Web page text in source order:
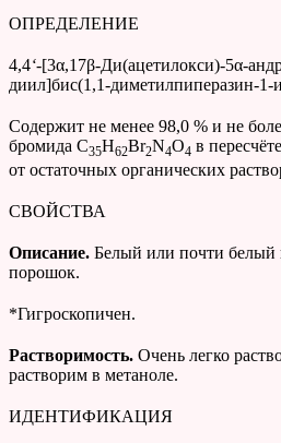
ОПРЕДЕЛЕНИЕ
4,4‘-[3α,17β-Ди(ацетилокси)-5α-
диил]бис(1,1-ди­ме­тил­пиперазин-1-
Cодержит не менее 98,0 % и не
бромида C35H62Br2N4O4 в
от остаточных органических
СВОЙСТВА
Описание. Белый или почти белый
порошок.
*Гигроскопичен.
Растворимость. Очень легко
растворим в метаноле.
ИДЕНТИФИКАЦИЯ